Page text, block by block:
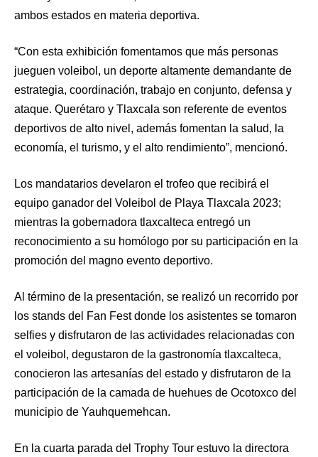
ambos estados en materia deportiva.
“Con esta exhibición fomentamos que más personas
jueguen voleibol, un deporte altamente demandante de
estrategia, coordinación, trabajo en conjunto, defensa y
ataque. Querétaro y Tlaxcala son referente de eventos
deportivos de alto nivel, además fomentan la salud, la
economía, el turismo, y el alto rendimiento”, mencionó.
Los mandatarios develaron el trofeo que recibirá el
equipo ganador del Voleibol de Playa Tlaxcala 2023;
mientras la gobernadora tlaxcalteca entregó un
reconocimiento a su homólogo por su participación en la
promoción del magno evento deportivo.
Al término de la presentación, se realizó un recorrido por
los stands del Fan Fest donde los asistentes se tomaron
selfies y disfrutaron de las actividades relacionadas con
el voleibol, degustaron de la gastronomía tlaxcalteca,
conocieron las artesanías del estado y disfrutaron de la
participación de la camada de huehues de Ocotoxco del
municipio de Yauhquemehcan.
En la cuarta parada del Trophy Tour estuvo la directora